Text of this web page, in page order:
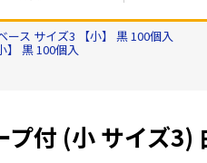
ース サイズ3 【小】 黒 100個入
】 黒 100個入
付 (小 サイズ3)